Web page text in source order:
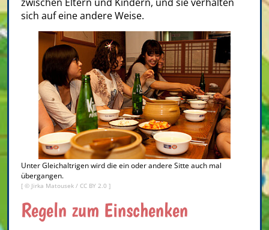
sich auf eine andere Weise.
Unter Gleichaltrigen wird die ein oder andere Sitte auch mal
übergangen.
[ © Jirka Matousek / CC BY 2.0 ]
Regeln zum Einschenken